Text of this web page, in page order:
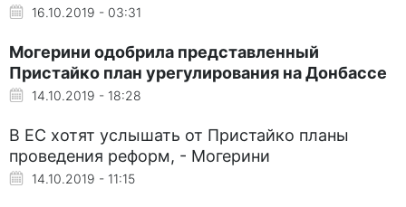
16.10.2019 - 03:31
Могерини одобрила представленный
Пристайко план урегулирования на Донбассе
14.10.2019 - 18:28
В ЕС хотят услышать от Пристайко планы
проведения реформ, - Могерини
14.10.2019 - 11:15